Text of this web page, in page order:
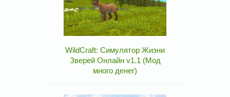
WildCraft: Симулятор Жизни
Зверей Онлайн v1.1 (Мод
много денег)